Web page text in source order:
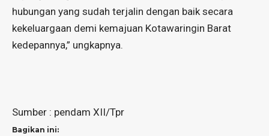
hubungan yang sudah terjalin dengan baik secara
kekeluargaan demi kemajuan Kotawaringin Barat
kedepannya,” ungkapnya.
Sumber : pendam XII/Tpr
Bagikan ini: